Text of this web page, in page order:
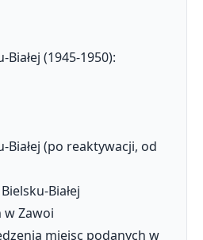
Białej (1945-1950):
Białej (po reaktywacji, od
Białej
w Zawoi
miejsc podanych w